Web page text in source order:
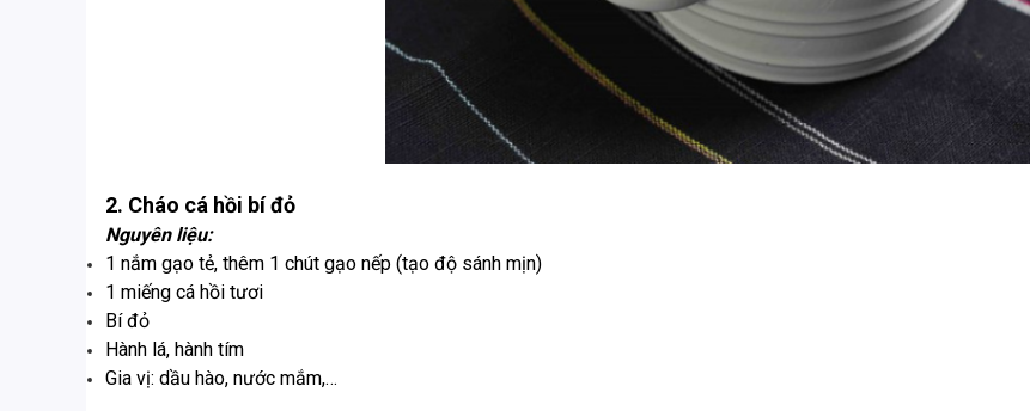
2. Cháo cá hồi bí đỏ
Nguyên liệu:
1 nắm gạo tẻ, thêm 1 chút gạo nếp (tạo độ sánh mịn)
1 miếng cá hồi tươi
Bí đỏ
Hành lá, hành tím
Gia vị: dầu hào, nước mắm,…